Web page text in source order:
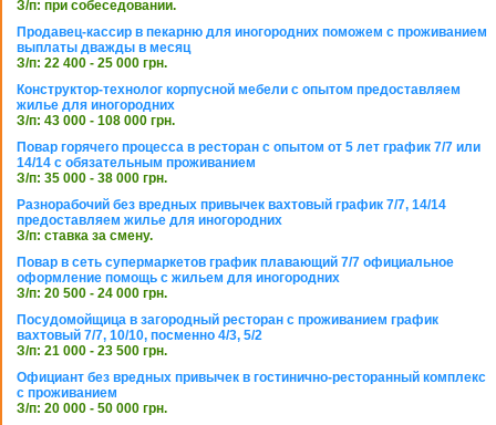
З/п: при собеседовании.
Продавец-кассир в пекарню для иногородних поможем с проживанием
выплаты дважды в месяц
З/п: 22 400 - 25 000 грн.
Конструктор-технолог корпусной мебели с опытом предоставляем
жилье для иногородних
З/п: 43 000 - 108 000 грн.
Повар горячего процесса в ресторан с опытом от 5 лет график 7/7 или
14/14 с обязательным проживанием
З/п: 35 000 - 38 000 грн.
Разнорабочий без вредных привычек вахтовый график 7/7, 14/14
предоставляем жилье для иногородних
З/п: ставка за смену.
Повар в сеть супермаркетов график плавающий 7/7 официальное
оформление помощь с жильем для иногородних
З/п: 20 500 - 24 000 грн.
Посудомойщица в загородный ресторан с проживанием график
вахтовый 7/7, 10/10, посменно 4/3, 5/2
З/п: 21 000 - 23 500 грн.
Официант без вредных привычек в гостинично-ресторанный комплекс
с проживанием
З/п: 20 000 - 50 000 грн.